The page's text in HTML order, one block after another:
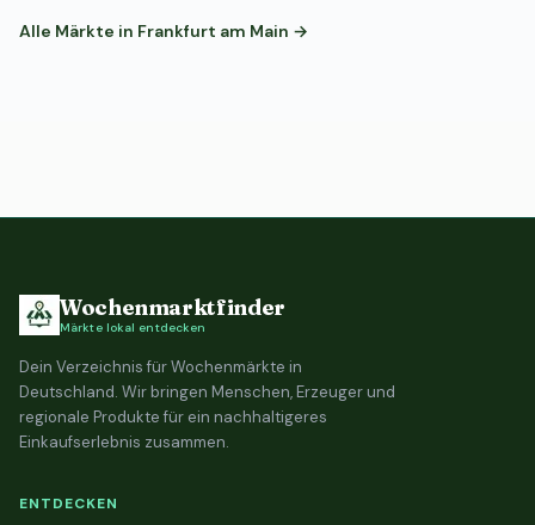
Alle Märkte in Frankfurt am Main →
Wochenmarktfinder
Märkte lokal entdecken
Dein Verzeichnis für Wochenmärkte in
Deutschland. Wir bringen Menschen, Erzeuger und
regionale Produkte für ein nachhaltigeres
Einkaufserlebnis zusammen.
ENTDECKEN